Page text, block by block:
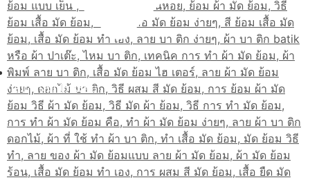
เส้นทางมาโรงเรียน